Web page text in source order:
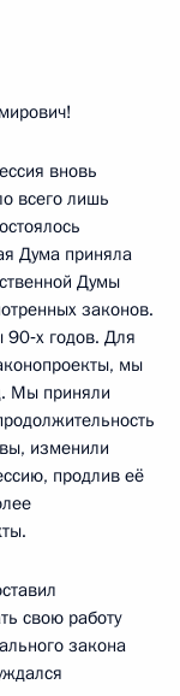
вновь
всего лишь
Дума приняла
Думы
законов.
годов. Для
мы
Мы приняли
изменили
продлив её
свою работу
закона